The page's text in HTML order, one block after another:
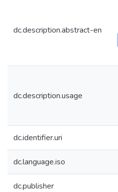
dc.description.abstract-en
dc.description.usage
dc.identifier.uri
dc.language.iso
dc.publisher